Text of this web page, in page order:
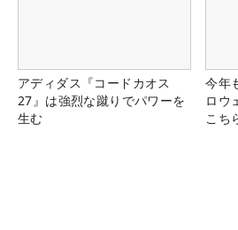
アディダス『コードカオス
27』は強烈な蹴りでパワーを
生む
今年
ロウ
こち